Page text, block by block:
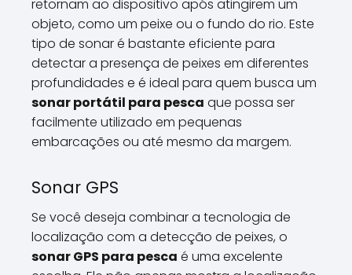
retornam ao dispositivo após atingirem um
objeto, como um peixe ou o fundo do rio. Este
tipo de sonar é bastante eficiente para
detectar a presença de peixes em diferentes
profundidades e é ideal para quem busca um
sonar portátil para pesca que possa ser
facilmente utilizado em pequenas
embarcações ou até mesmo da margem.
Sonar GPS
Se você deseja combinar a tecnologia de
localização com a detecção de peixes, o
sonar GPS para pesca é uma excelente